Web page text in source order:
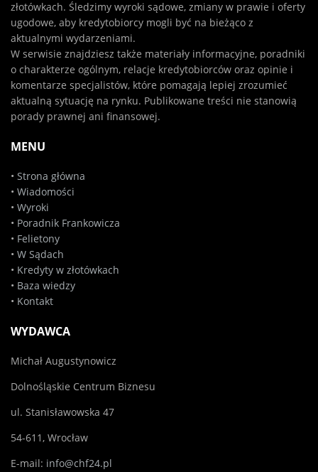
złotówkach. Śledzimy wyroki sądowe, zmiany w prawie i oferty
ugodowe, aby kredytobiorcy mogli być na bieżąco z
aktualnymi wydarzeniami.
W serwisie znajdziesz także materiały informacyjne, poradniki
o charakterze ogólnym, relacje kredytobiorców oraz opinie i
komentarze specjalistów, które pomagają lepiej zrozumieć
aktualną sytuację na rynku. Publikowane treści nie stanowią
porady prawnej ani finansowej.
MENU
• Strona główna
• Wiadomości
• Wyroki
• Poradnik Frankowicza
• Felietony
• W Sądach
• Kredyty w złotówkach
• Baza wiedzy
• Kontakt
WYDAWCA
Michał Augustynowicz
Dolnośląskie Centrum Biznesu
ul. Stanisławowska 47
54-611, Wrocław
E-mail: info@chf24.pl